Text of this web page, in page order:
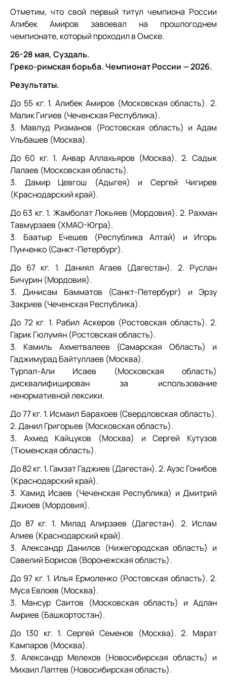
Отметим, что свой первый титул чемпиона России
Алибек Амиров завоевал на прошлогоднем
чемпионате, который проходил в Омске.
26-28 мая, Суздаль.
Греко-римская борьба. Чемпионат России — 2026.
Результаты.
До 55 кг. 1. Алибек Амиров (Московская область). 2.
Малик Гигиев (Чеченская Республика).
3. Мавлуд Ризманов (Ростовская область) и Адам
Ульбашев (Москва).
До 60 кг. 1. Анвар Аллахьяров (Москва). 2. Садык
Лалаев (Московская область).
3. Дамир Цевгош (Адыгея) и Сергей Чигирев
(Краснодарский край).
До 63 кг. 1. Жамболат Локьяев (Мордовия). 2. Рахман
Тавмурзаев (ХМАО-Югра).
3. Баатыр Ечешев (Республика Алтай) и Игорь
Пунченко (Санкт-Петербург).
До 67 кг. 1. Даниял Агаев (Дагестан). 2. Руслан
Бичурин (Мордовия).
3. Динисам Бамматов (Санкт-Петербург) и Эрзу
Закриев (Чеченская Республика).
До 72 кг. 1. Рабил Аскеров (Ростовская область). 2.
Гарик Гюлумян (Ростовская область).
3. Камиль Ахметвалеев (Самарская Область) и
Гаджимурад Байтуллаев (Москва).
Турпал-Али Исаев (Московская область)
дисквалифицирован за использование
ненормативной лексики.
До 77 кг. 1. Исмаил Барахоев (Свердловская область).
2. Данил Григорьев (Московская область).
3. Ахмед Кайцуков (Москва) и Сергей Кутузов
(Тюменская область).
До 82 кг. 1. Гамзат Гаджиев (Дагестан). 2. Ауэс Гонибов
(Краснодарский край).
3. Хамид Исаев (Чеченская Республика) и Дмитрий
Джиоев (Мордовия).
До 87 кг. 1. Милад Алирзаев (Дагестан). 2. Ислам
Алиев (Краснодарский край).
3. Александр Данилов (Нижегородская область) и
Савелий Борисов (Воронежская область).
До 97 кг. 1. Илья Ермоленко (Ростовская область). 2.
Муса Евлоев (Москва).
3. Мансур Саитов (Московская область) и Адлан
Амриев (Башкортостан).
До 130 кг. 1. Сергей Семенов (Москва). 2. Марат
Кампаров (Москва).
3. Александр Мелехов (Новосибирская область) и
Михаил Лаптев (Новосибирская область).